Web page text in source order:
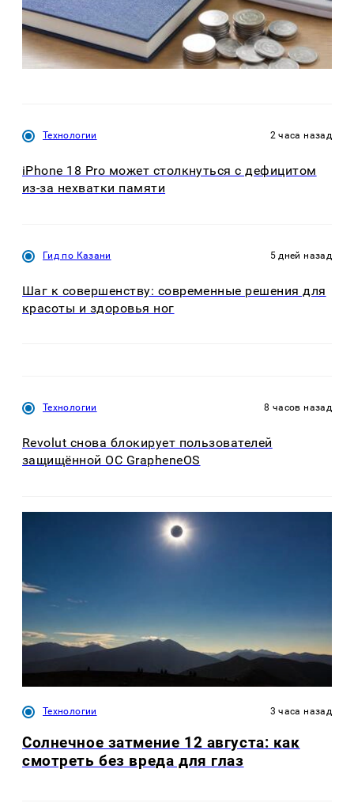
Технологии 2 часа назад
iPhone 18 Pro может столкнуться с дефицитом
из-за нехватки памяти
Гид по Казани 5 дней назад
Шаг к совершенству: современные решения для
красоты и здоровья ног
Технологии 8 часов назад
Revolut снова блокирует пользователей
защищённой ОС GrapheneOS
Технологии 3 часа назад
Солнечное затмение 12 августа: как
смотреть без вреда для глаз